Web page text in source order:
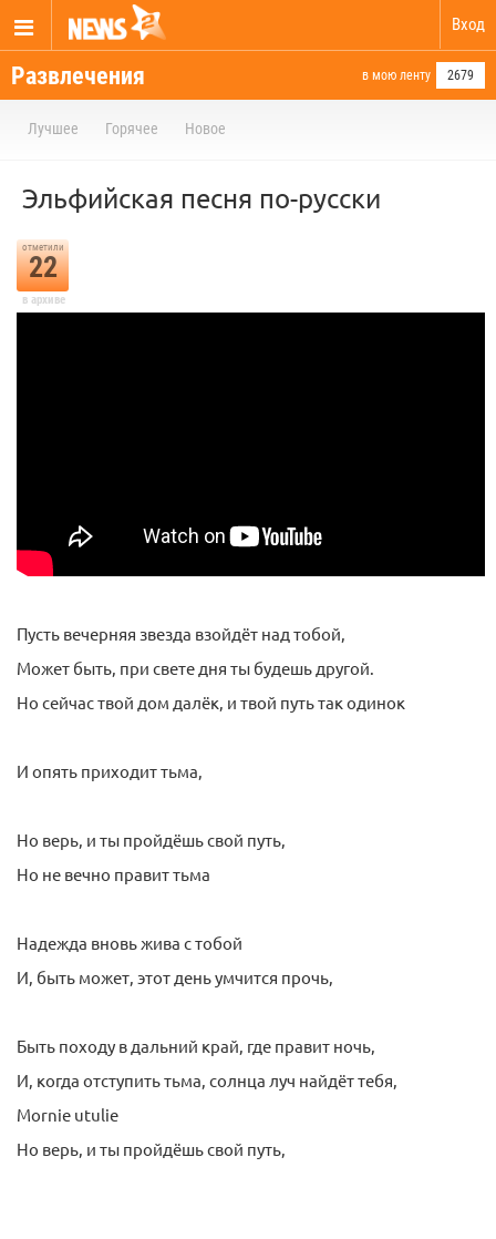
Вход
Развлечения в мою ленту 2679
Лучшее Горячее Новое
Эльфийская песня по-русски
отметили
22
в архиве
Пусть вечерняя звезда взойдёт над тобой,
Может быть, при свете дня ты будешь другой.
Но сейчас твой дом далёк, и твой путь так одинок
И опять приходит тьма,
Но верь, и ты пройдёшь свой путь,
Но не вечно правит тьма
Надежда вновь жива с тобой
И, быть может, этот день умчится прочь,
Быть походу в дальний край, где правит ночь,
И, когда отступить тьма, солнца луч найдёт тебя,
Mornie utulie
Но верь, и ты пройдёшь свой путь,